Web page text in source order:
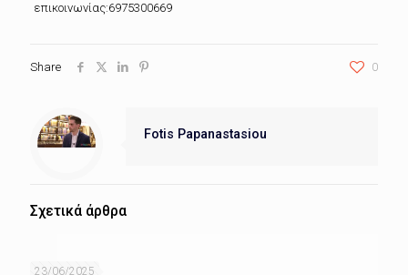
επικοινωνίας:6975300669
Share 0
Fotis Papanastasiou
Σχετικά άρθρα
23/06/2025